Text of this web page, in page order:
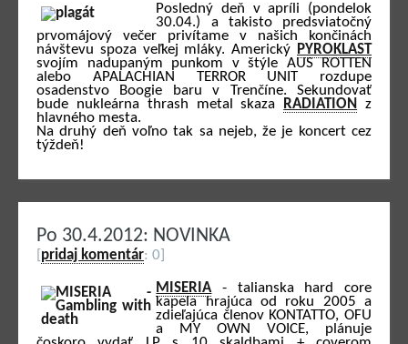
Posledný deň v apríli (pondelok
30.04.) a takisto predsviatočný
prvomájový večer privítame v našich končinách
návštevu spoza veľkej mláky. Americký PYROKLAST
svojím nadupaným punkom v štýle AUS ROTTEN
alebo APALACHIAN TERROR UNIT rozdupe
osadenstvo Boogie baru v Trenčíne. Sekundovať
bude nukleárna thrash metal skaza RADIATION z
hlavného mesta.
Na druhý deň voľno tak sa nejeb, že je koncert cez
týždeň!
Po 30.4.2012: NOVINKA
pridaj komentár: 0]
MISERIA- talianska hard core
kapela hrajúca od roku 2005 a
zdieľajúca členov KONTATTO, OFU
a MY OWN VOICE, plánuje